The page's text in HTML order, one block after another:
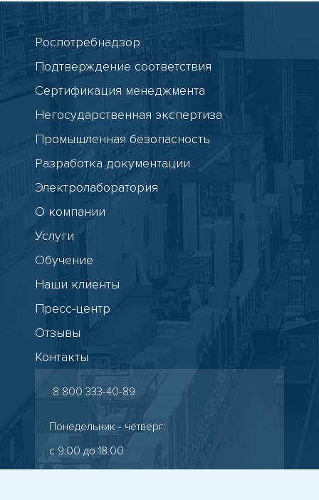
О компании
Услуги
Обучение
Наши клиенты
Пресс-центр
Отзывы
Контакты
8 800 333-40-89
Понедельник - четверг:
с 9:00 до 18:00
Роспотребнадзор
Подтверждение соответствия
Сертификация менеджмента
Негосударственная экспертиза
Промышленная безопасность
Разработка документации
Электролаборатория